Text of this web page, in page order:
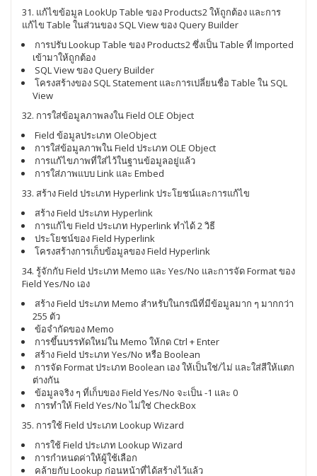
31. แก้ไขข้อมูล LookUp Table ของ Products2 ให้ถูกต้อง และการ
แก้ไข Table ในส่วนของ SQL View ของ Query Builder
การปรับ Lookup Table ของ Products2 ซึ่งเป็น Table ที่ Imported
เข้ามาให้ถูกต้อง
SQL View ของ Query Builder
โครงสร้างของ SQL Statement และการเปลี่ยนชื่อ Table ใน SQL
View
32. การใส่ข้อมูลภาพลงใน Field OLE Object
Field ข้อมูลประเภท OleObject
การใส่ข้อมูลภาพใน Field ประเภท OLE Object
การแก้ไขภาพที่ใส่ไว้ในฐานข้อมูลอยู่แล้ว
การใส่ภาพแบบ Link และ Embed
33. สร้าง Field ประเภท Hyperlink ประโยชน์และการแก้ไข
สร้าง Field ประเภท Hyperlink
การแก้ไข Field ประเภท Hyperlink ทำได้ 2 วิธี
ประโยชน์ของ Field Hyperlink
โครงสร้างการเก็บข้อมูลของ Field Hyperlink
34. รู้จักกับ Field ประเภท Memo และ Yes/No และการจัด Format ของ
Field Yes/No เอง
สร้าง Field ประเภท Memo สำหรับในกรณีที่มีข้อมูลมาก ๆ มากกว่า
255 ตัว
ข้อจำกัดของ Memo
การขึ้นบรรทัดใหม่ใน Memo ให้กด Ctrl + Enter
สร้าง Field ประเภท Yes/No หรือ Boolean
การจัด Format ประเภท Boolean เอง ให้เป็นใช่/ไม่ และใส่สีให้แตก
ต่างกัน
ข้อมูลจริง ๆ ที่เก็บของ Field Yes/No จะเป็น -1 และ 0
การทำให้ Field Yes/No ไม่ใช่ CheckBox
35. การใช้ Field ประเภท Lookup Wizard
การใช้ Field ประเภท Lookup Wizard
การกำหนดค่าให้ผู้ใช้เลือก
คล้ายกับ Lookup ก่อนหน้าที่ได้สร้างไว้แล้ว